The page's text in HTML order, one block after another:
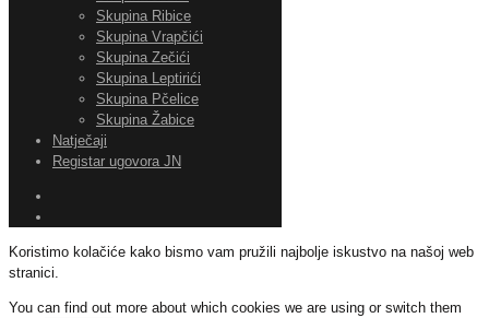
Skupina Ribice
Skupina Vrapčići
Skupina Zečići
Skupina Leptirići
Skupina Pčelice
Skupina Žabice
Natječaji
Registar ugovora JN
Koristimo kolačiće kako bismo vam pružili najbolje iskustvo na našoj web
stranici.
You can find out more about which cookies we are using or switch them